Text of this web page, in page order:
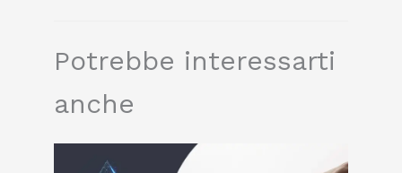
Potrebbe interessarti
anche